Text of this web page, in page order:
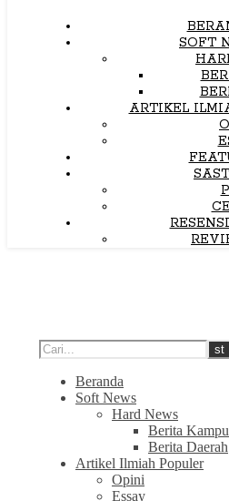
SOFT
ARTIKEL
Beranda
Soft News
Hard News
Berita
Berita Daerah
Artikel Ilmiah Populer
Opini
Essay